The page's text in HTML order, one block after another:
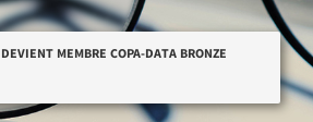
iciMEMBRE COPA-DATA BRONZE